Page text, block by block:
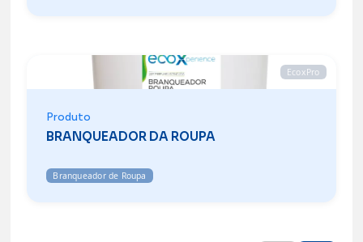
EcoxPro
Produto
BRANQUEADOR DA ROUPA
Branqueador de Roupa